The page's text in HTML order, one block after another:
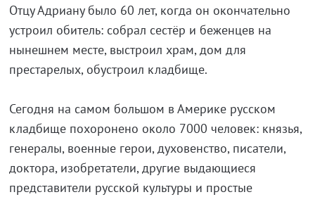
Отцу Адриану было 60 лет, когда он окончательно
устроил обитель: собрал сестёр и беженцев на
нынешнем месте, выстроил храм, дом для
престарелых, обустроил кладбище.
Сегодня на самом большом в Америке русском
кладбище похоронено около 7000 человек: князья,
генералы, военные герои, духовенство, писатели,
доктора, изобретатели, другие выдающиеся
представители русской культуры и простые